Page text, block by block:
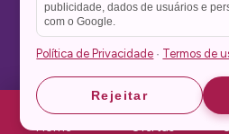
Home Ofertas
Salve no
Theme Stone Blog
publicidade, dados de usuários e
com o Google.
Política de Privacidade · Termos de
Rejeitar